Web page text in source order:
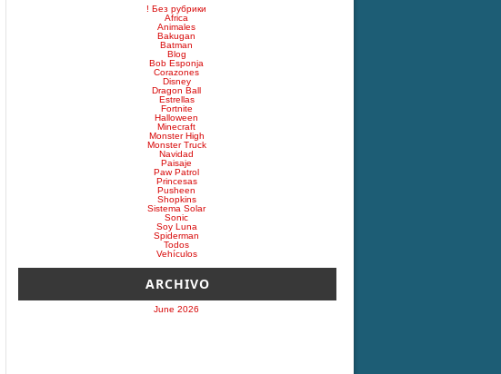
! Без рубрики
Africa
Animales
Bakugan
Batman
Blog
Bob Esponja
Corazones
Disney
Dragon Ball
Estrellas
Fortnite
Halloween
Minecraft
Monster High
Monster Truck
Navidad
Paisaje
Paw Patrol
Princesas
Pusheen
Shopkins
Sistema Solar
Sonic
Soy Luna
Spiderman
Todos
Vehículos
ARCHIVO
June 2026